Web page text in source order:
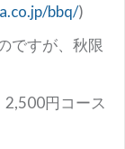
bbq/)
ですが、秋限
円コース